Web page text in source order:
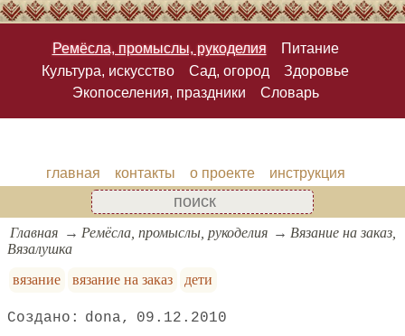
Ремёсла, промыслы, рукоделия
Питание
Культура, искусство
Сад, огород
Здоровье
Экопоселения, праздники
Словарь
главная контакты о проекте инструкция
Главная Ремёсла, промыслы, рукоделия
Вязание на заказ,
Вязалушка
вязание
вязание на заказ дети
dona 09.12.2010